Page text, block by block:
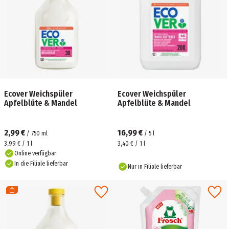
Ecover Weichspüler
Apfelblüte & Mandel
2,99 € / 750 ml
3,99 € / 1 l
Online verfügbar
In die Filiale lieferbar
Ecover Weichspüler
Apfelblüte & Mandel
16,99 € / 5 l
3,40 € / 1 l
Nur in Filiale lieferbar